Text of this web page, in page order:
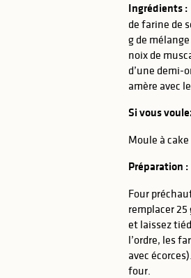
Ingrédients :
de farine de
g de
noix de
d’une demi-
amère avec
Si vous
Moule à
Préparation :
Four
remplacer 25
et laissez
l’ordre, les
avec
four.